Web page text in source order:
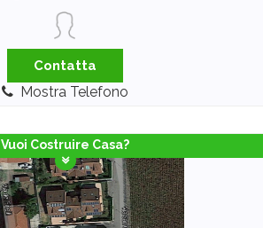
Contatta
Mostra Telefono
Vuoi Costruire Casa?